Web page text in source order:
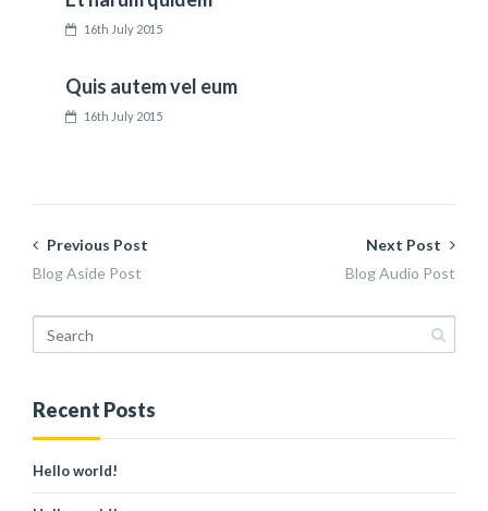
16th July 2015
Quis autem vel eum
16th July 2015
Previous Post
Blog Aside Post
Next Post
Blog Audio Post
Recent Posts
Hello world!